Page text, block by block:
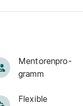
Men­to­ren­pro­
gramm
Flexible